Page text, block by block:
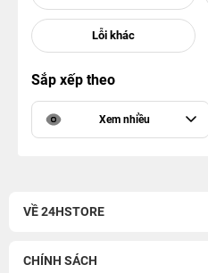
Sắp xếp theo
Xem nhiều
VỀ 24HSTORE
CHÍNH SÁCH